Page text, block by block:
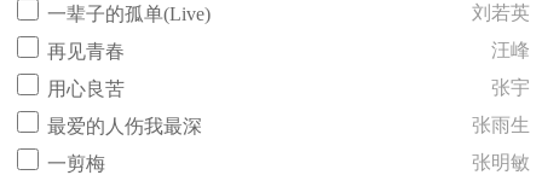
一辈子的孤单(Live)
刘若英
再见青春
汪峰
用心良苦
张宇
最爱的人伤我最深
张雨生
一剪梅
张明敏